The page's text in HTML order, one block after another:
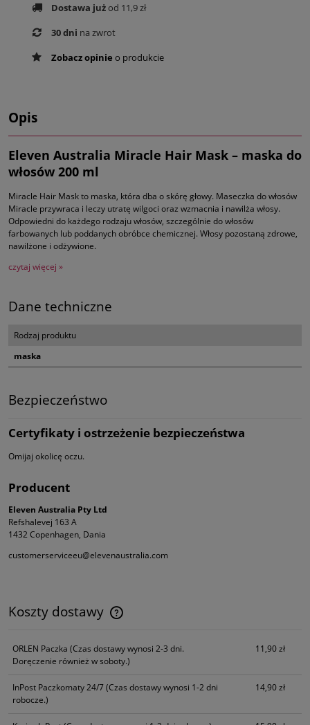
Dostawa jużod 11,9 zł
30 dni na zwrot
Zobacz opinie o produkcie
Opis
Eleven Australia Miracle Hair Mask – maska do
włosów 200 ml
Miracle Hair Mask to maska, która dba o skórę głowy. Maseczka do włosów
Miracle przywraca i leczy utratę wilgoci oraz wzmacnia i nawilża włosy.
Odpowiedni do każdego rodzaju włosów, szczególnie do włosów
farbowanych lub poddanych obróbce chemicznej. Włosy pozostaną zdrowe,
nawilżone i odżywione.
czytaj więcej »
Dane techniczne
Rodzaj produktu
maska
Bezpieczeństwo
Certyfikaty i ostrzeżenie bezpieczeństwa
Omijaj okolicę oczu.
Producent
Eleven Australia Pty Ltd
Refshalevej 163 A
1432 Copenhagen, Dania
customerserviceeu@elevenaustralia.com
Koszty dostawy
Cena nie zawiera ewentualnych kosztów płatności
ORLEN Paczka (Czas dostawy wynosi 2-3 dni.
Doręczenie również w soboty.)
11,90 zł
InPost Paczkomaty 24/7(Czas dostawy wynosi 1-2 dni
robocze.)
14,90 zł